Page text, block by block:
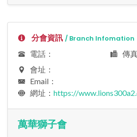
分會資訊 / Branch Infomation
電話：
傳
會址：
Email：
網址： https://
萬華獅子會